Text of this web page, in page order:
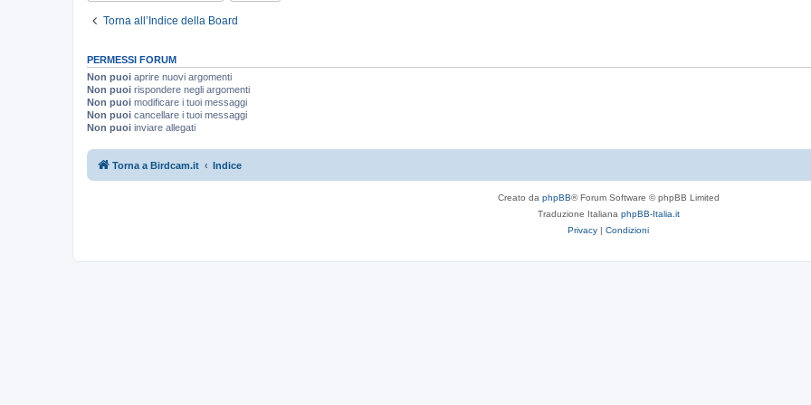
e
s
Torna all’Indice della Board
PERMESSI FORUM
Non puoi aprire nuovi argomenti
Non puoi rispondere negli argomenti
Non puoi modificare i tuoi messaggi
Non puoi cancellare i tuoi messaggi
Non puoi inviare allegati
Torna a Birdcam.it Indice
Creato da phpBB® Forum Software © phpBB Limited
Traduzione Italiana phpBB-Italia.it
Privacy | Condizioni